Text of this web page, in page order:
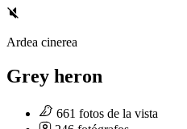
Ardea cinerea
Grey heron
661 fotos de la vista